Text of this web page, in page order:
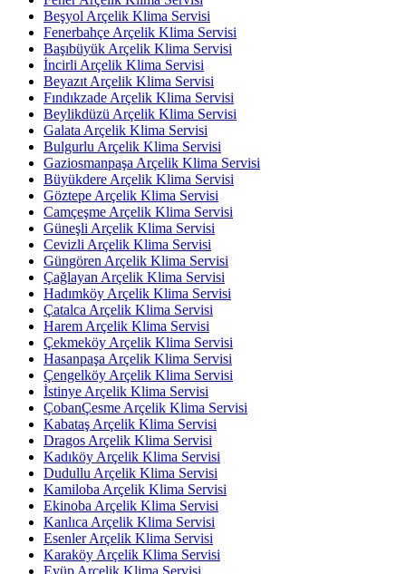
Beşyol Arçelik Klima Servisi
Fenerbahçe Arçelik Klima Servisi
Başıbüyük Arçelik Klima Servisi
İncirli Arçelik Klima Servisi
Beyazıt Arçelik Klima Servisi
Fındıkzade Arçelik Klima Servisi
Beylikdüzü Arçelik Klima Servisi
Galata Arçelik Klima Servisi
Bulgurlu Arçelik Klima Servisi
Gaziosmanpaşa Arçelik Klima Servisi
Büyükdere Arçelik Klima Servisi
Göztepe Arçelik Klima Servisi
Camçeşme Arçelik Klima Servisi
Güneşli Arçelik Klima Servisi
Cevizli Arçelik Klima Servisi
Güngören Arçelik Klima Servisi
Çağlayan Arçelik Klima Servisi
Hadımköy Arçelik Klima Servisi
Çatalca Arçelik Klima Servisi
Harem Arçelik Klima Servisi
Çekmeköy Arçelik Klima Servisi
Hasanpaşa Arçelik Klima Servisi
Çengelköy Arçelik Klima Servisi
İstinye Arçelik Klima Servisi
ÇobanÇesme Arçelik Klima Servisi
Kabataş Arçelik Klima Servisi
Dragos Arçelik Klima Servisi
Kadıköy Arçelik Klima Servisi
Dudullu Arçelik Klima Servisi
Kamiloba Arçelik Klima Servisi
Ekinoba Arçelik Klima Servisi
Kanlıca Arçelik Klima Servisi
Esenler Arçelik Klima Servisi
Karaköy Arçelik Klima Servisi
Eyüp Arçelik Klima Servisi